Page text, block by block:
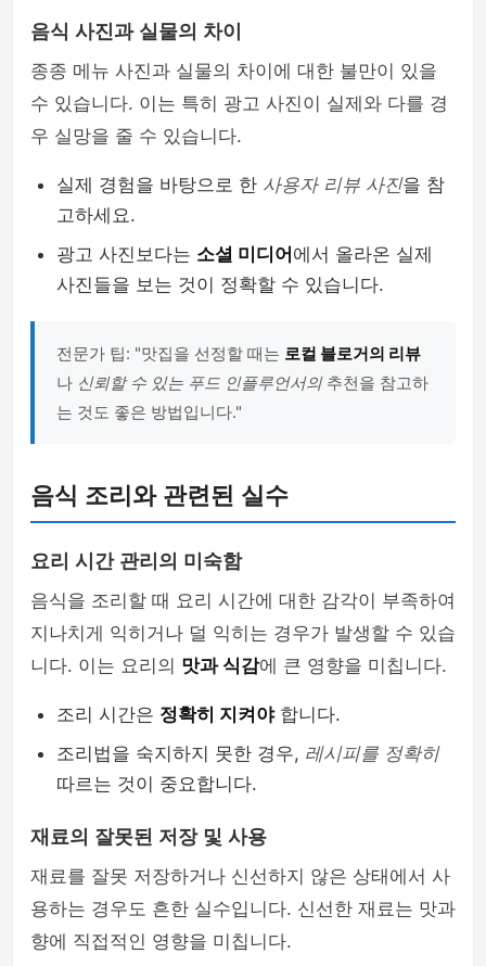
음식 사진과 실물의 차이
종종 메뉴 사진과 실물의 차이에 대한 불만이 있을
수 있습니다. 이는 특히 광고 사진이 실제와 다를 경
우 실망을 줄 수 있습니다.
실제 경험을 바탕으로 한 사용자 리뷰 사진을 참
고하세요.
광고 사진보다는 소셜 미디어 에서 올라온 실제
사진들을 보는 것이 정확할 수 있습니다.
전문가 팁: "맛집을 선정할 때는 로컬 블로거의 리뷰
나 신뢰할 수 있는 푸드 인플루언서의추천을 참고하
는 것도 좋은 방법입니다."
음식 조리와 관련된 실수
요리 시간 관리의 미숙함
음식을 조리할 때 요리 시간에 대한 감각이 부족하여
지나치게 익히거나 덜 익히는 경우가 발생할 수 있습
니다. 이는 요리의 맛과 식감에 큰 영향을 미칩니다.
조리 시간은 정확히 지켜야합니다.
조리법을 숙지하지 못한 경우, 레시피를 정확히
따르는 것이 중요합니다.
재료의 잘못된 저장 및 사용
재료를 잘못 저장하거나 신선하지 않은 상태에서 사
용하는 경우도 흔한 실수입니다. 신선한 재료는 맛과
향에 직접적인 영향을 미칩니다.